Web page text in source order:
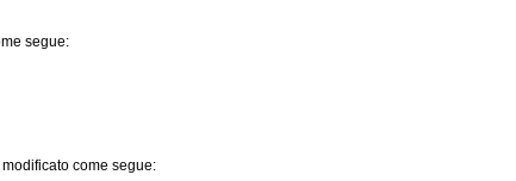
segue:
come segue: